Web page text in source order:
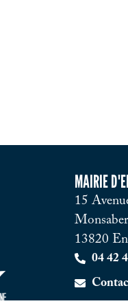
MAIRIE
15
13820
04 42